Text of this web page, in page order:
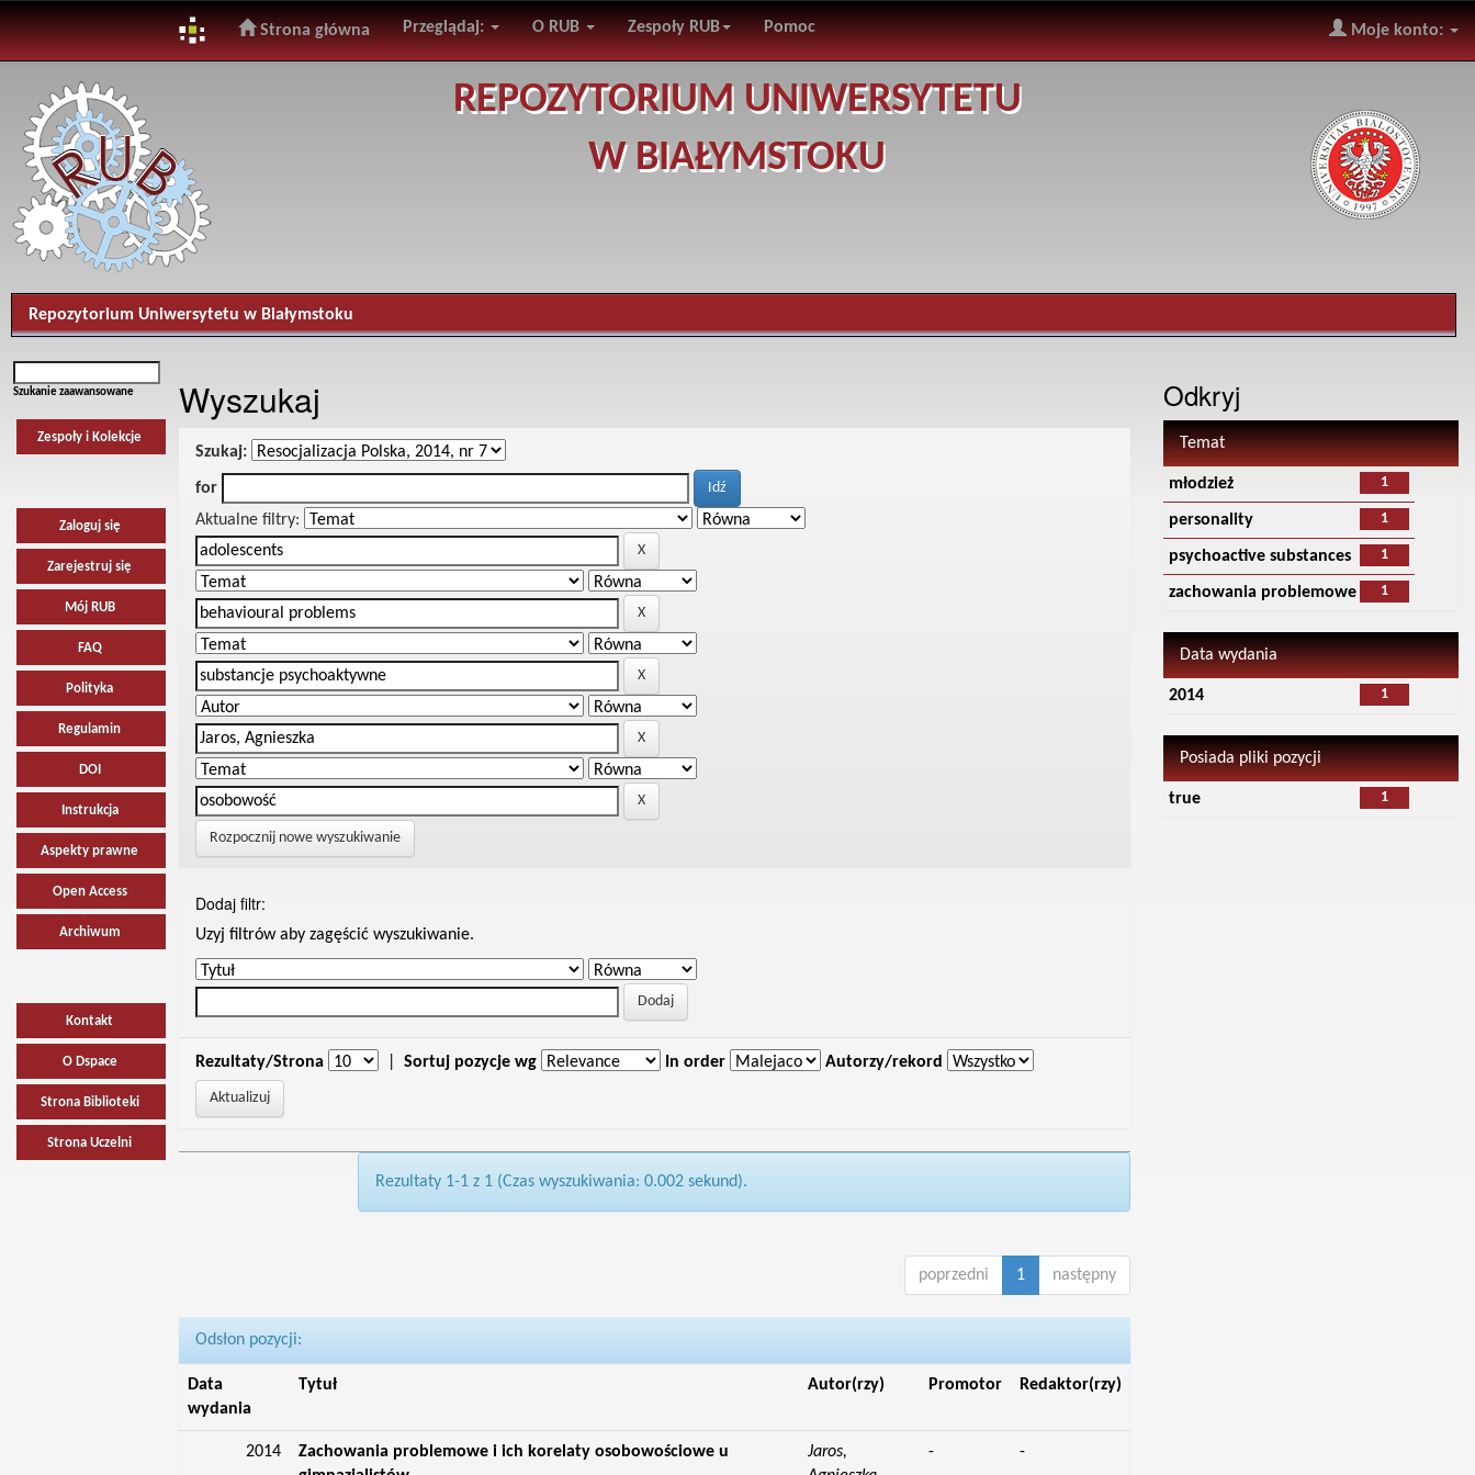
navigation
Strona główna Przeglądaj: O RUB Zespoły RUB Pomoc Moje konto:
REPOZYTORIUM UNIWERSYTETU
W BIAŁYMSTOKU
Repozytorium Uniwersytetu w Białymstoku
Szukanie zaawansowane
Zespoły i Kolekcje
Zaloguj się
Zarejestruj się
Mój RUB
FAQ
Polityka
Regulamin
DOI
Instrukcja
Aspekty prawne
Open Access
Archiwum
Kontakt
O Dspace
Strona Biblioteki
Strona Uczelni
Wyszukaj
Szukaj:
for
Aktualne filtry:
Rozpocznij nowe wyszukiwanie
Dodaj filtr:
Uzyj filtrów aby zagęścić wyszukiwanie.
Rezultaty/Strona Sortuj pozycje wg In order Autorzy/rekord
Rezultaty 1-1 z 1 (Czas wyszukiwania: 0.002 sekund).
poprzedni 1 następny
Odsłon pozycji:
Data
wydania
Tytuł Autor(rzy) Promotor Redaktor(rzy)
2014
Zachowania problemowe i ich korelaty osobowościowe u
Jaros,
- -
Odkryj
Temat
1
młodzież
1
personality
1
psychoactive substances
1
zachowania problemowe
Data wydania
1
2014
Posiada pliki pozycji
1
true